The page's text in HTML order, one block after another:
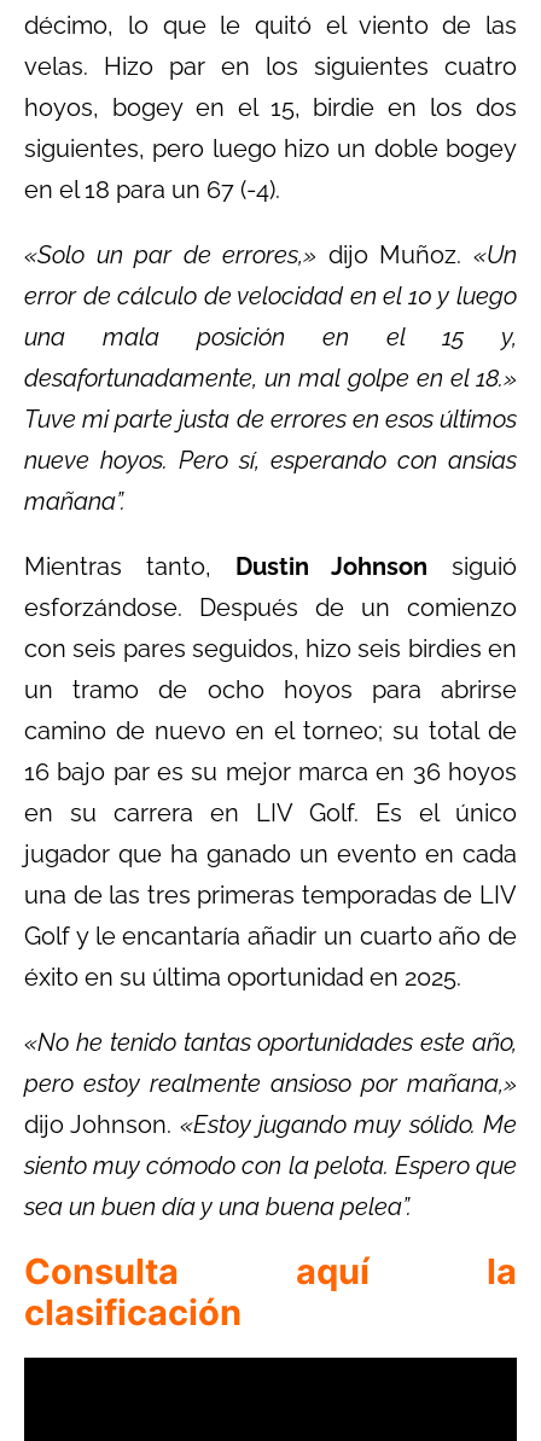
décimo, lo que le quitó el viento de las
velas. Hizo par en los siguientes cuatro
hoyos, bogey en el 15, birdie en los dos
siguientes, pero luego hizo un doble bogey
en el 18 para un 67 (-4).
«Solo un par de errores,» dijo Muñoz.«Un
error de cálculo de velocidad en el 10 y luego
una mala posición en el 15 y,
desafortunadamente, un mal golpe en el 18.»
Tuve mi parte justa de errores en esos últimos
nueve hoyos. Pero sí, esperando con ansias
mañana”.
Mientras tanto, Dustin Johnson siguió
esforzándose. Después de un comienzo
con seis pares seguidos, hizo seis birdies en
un tramo de ocho hoyos para abrirse
camino de nuevo en el torneo; su total de
16 bajo par es su mejor marca en 36 hoyos
en su carrera en LIV Golf. Es el único
jugador que ha ganado un evento en cada
una de las tres primeras temporadas de LIV
Golf y le encantaría añadir un cuarto año de
éxito en su última oportunidad en 2025.
«No he tenido tantas oportunidades este año,
pero estoy realmente ansioso por mañana,»
dijo Johnson. «Estoy jugando muy sólido. Me
siento muy cómodo con la pelota. Espero que
sea un buen día y una buena pelea”.
Consulta aquí la
clasificación